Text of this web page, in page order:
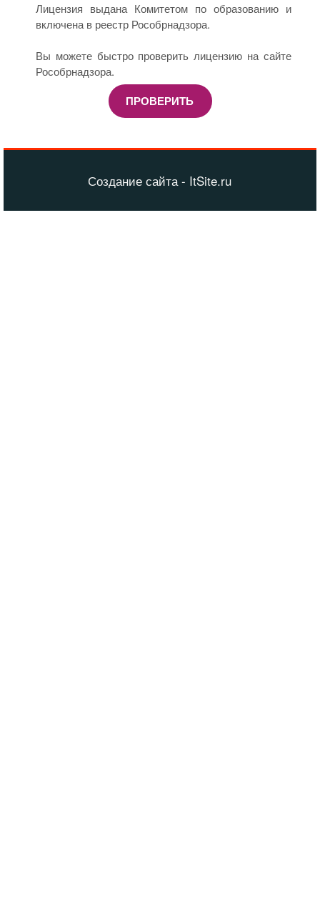
Лицензия выдана Комитетом по образованию и
включена в реестр Рособрнадзора.
Вы можете быстро проверить лицензию на сайте
Рособрнадзора.
ПРОВЕРИТЬ
Создание сайта - ItSite.ru